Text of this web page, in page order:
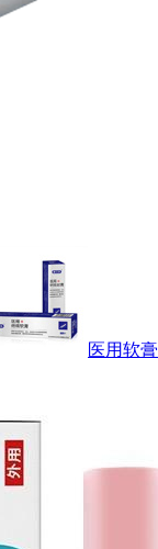
医用软膏